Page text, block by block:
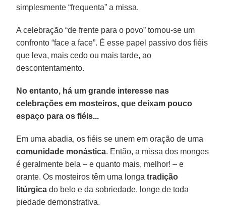
simplesmente “frequenta” a missa.
A celebração “de frente para o povo” tornou-se um
confronto “face a face”. É esse papel passivo dos fiéis
que leva, mais cedo ou mais tarde, ao
descontentamento.
No entanto, há um grande interesse nas
celebrações em mosteiros, que deixam pouco
espaço para os fiéis...
Em uma abadia, os fiéis se unem em oração de uma
comunidade monástica. Então, a missa dos monges
é geralmente bela – e quanto mais, melhor! – e
orante. Os mosteiros têm uma longatradição
litúrgica do belo e da sobriedade, longe de toda
piedade demonstrativa.